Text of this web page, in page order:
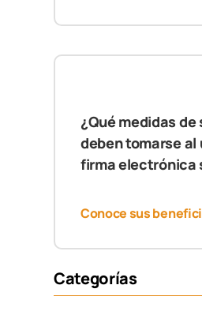
¿Qué medidas de
deben tomarse al
firma electrónica
Conoce sus
Categorías